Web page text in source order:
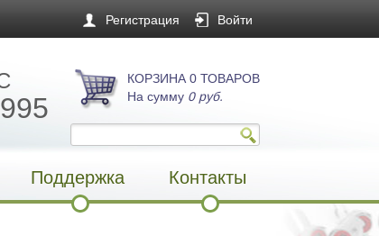
Регистрация Войти
КОРЗИНА 0 ТОВАРОВ
На сумму 0 руб.
Поддержка Контакты